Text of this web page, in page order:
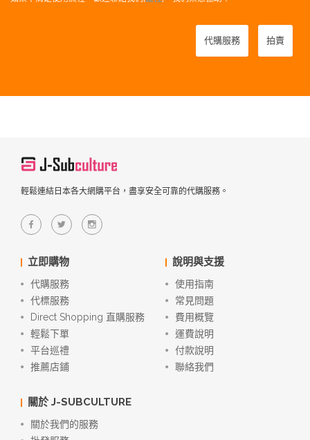
代購服務 拍賣
輕鬆連結日本各大網購平台，盡享安全可靠的代購服務。
立即購物
代購服務
代標服務
Direct Shopping 直購服務
輕鬆下單
平台巡禮
推薦店鋪
說明與支援
使用指南
常見問題
費用概覽
運費說明
付款說明
聯絡我們
關於 J-SUBCULTURE
關於我們的服務